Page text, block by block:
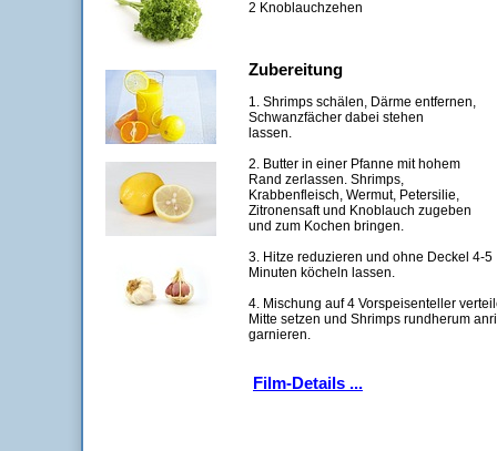
2 Knoblauchzehen
Zubereitung
1. Shrimps schälen, Därme entfernen,
Schwanzfächer dabei stehen
lassen.
2. Butter in einer Pfanne mit hohem
Rand zerlassen. Shrimps,
Krabbenfleisch, Wermut, Petersilie,
Zitronensaft und Knoblauch zugeben
und zum Kochen bringen.
3. Hitze reduzieren und ohne Deckel 4-5
Minuten köcheln lassen.
4. Mischung auf 4 Vorspeisenteller
Mitte setzen und Shrimps rundherum
garnieren.
Film-Details ...